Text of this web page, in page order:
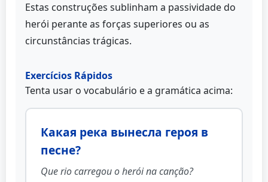
Estas construções sublinham a passividade do
herói perante as forças superiores ou as
circunstâncias trágicas.
Exercícios Rápidos
Tenta usar o vocabulário e a gramática acima:
Какая река вынесла героя в
песне?
Que rio carregou o herói na canção?